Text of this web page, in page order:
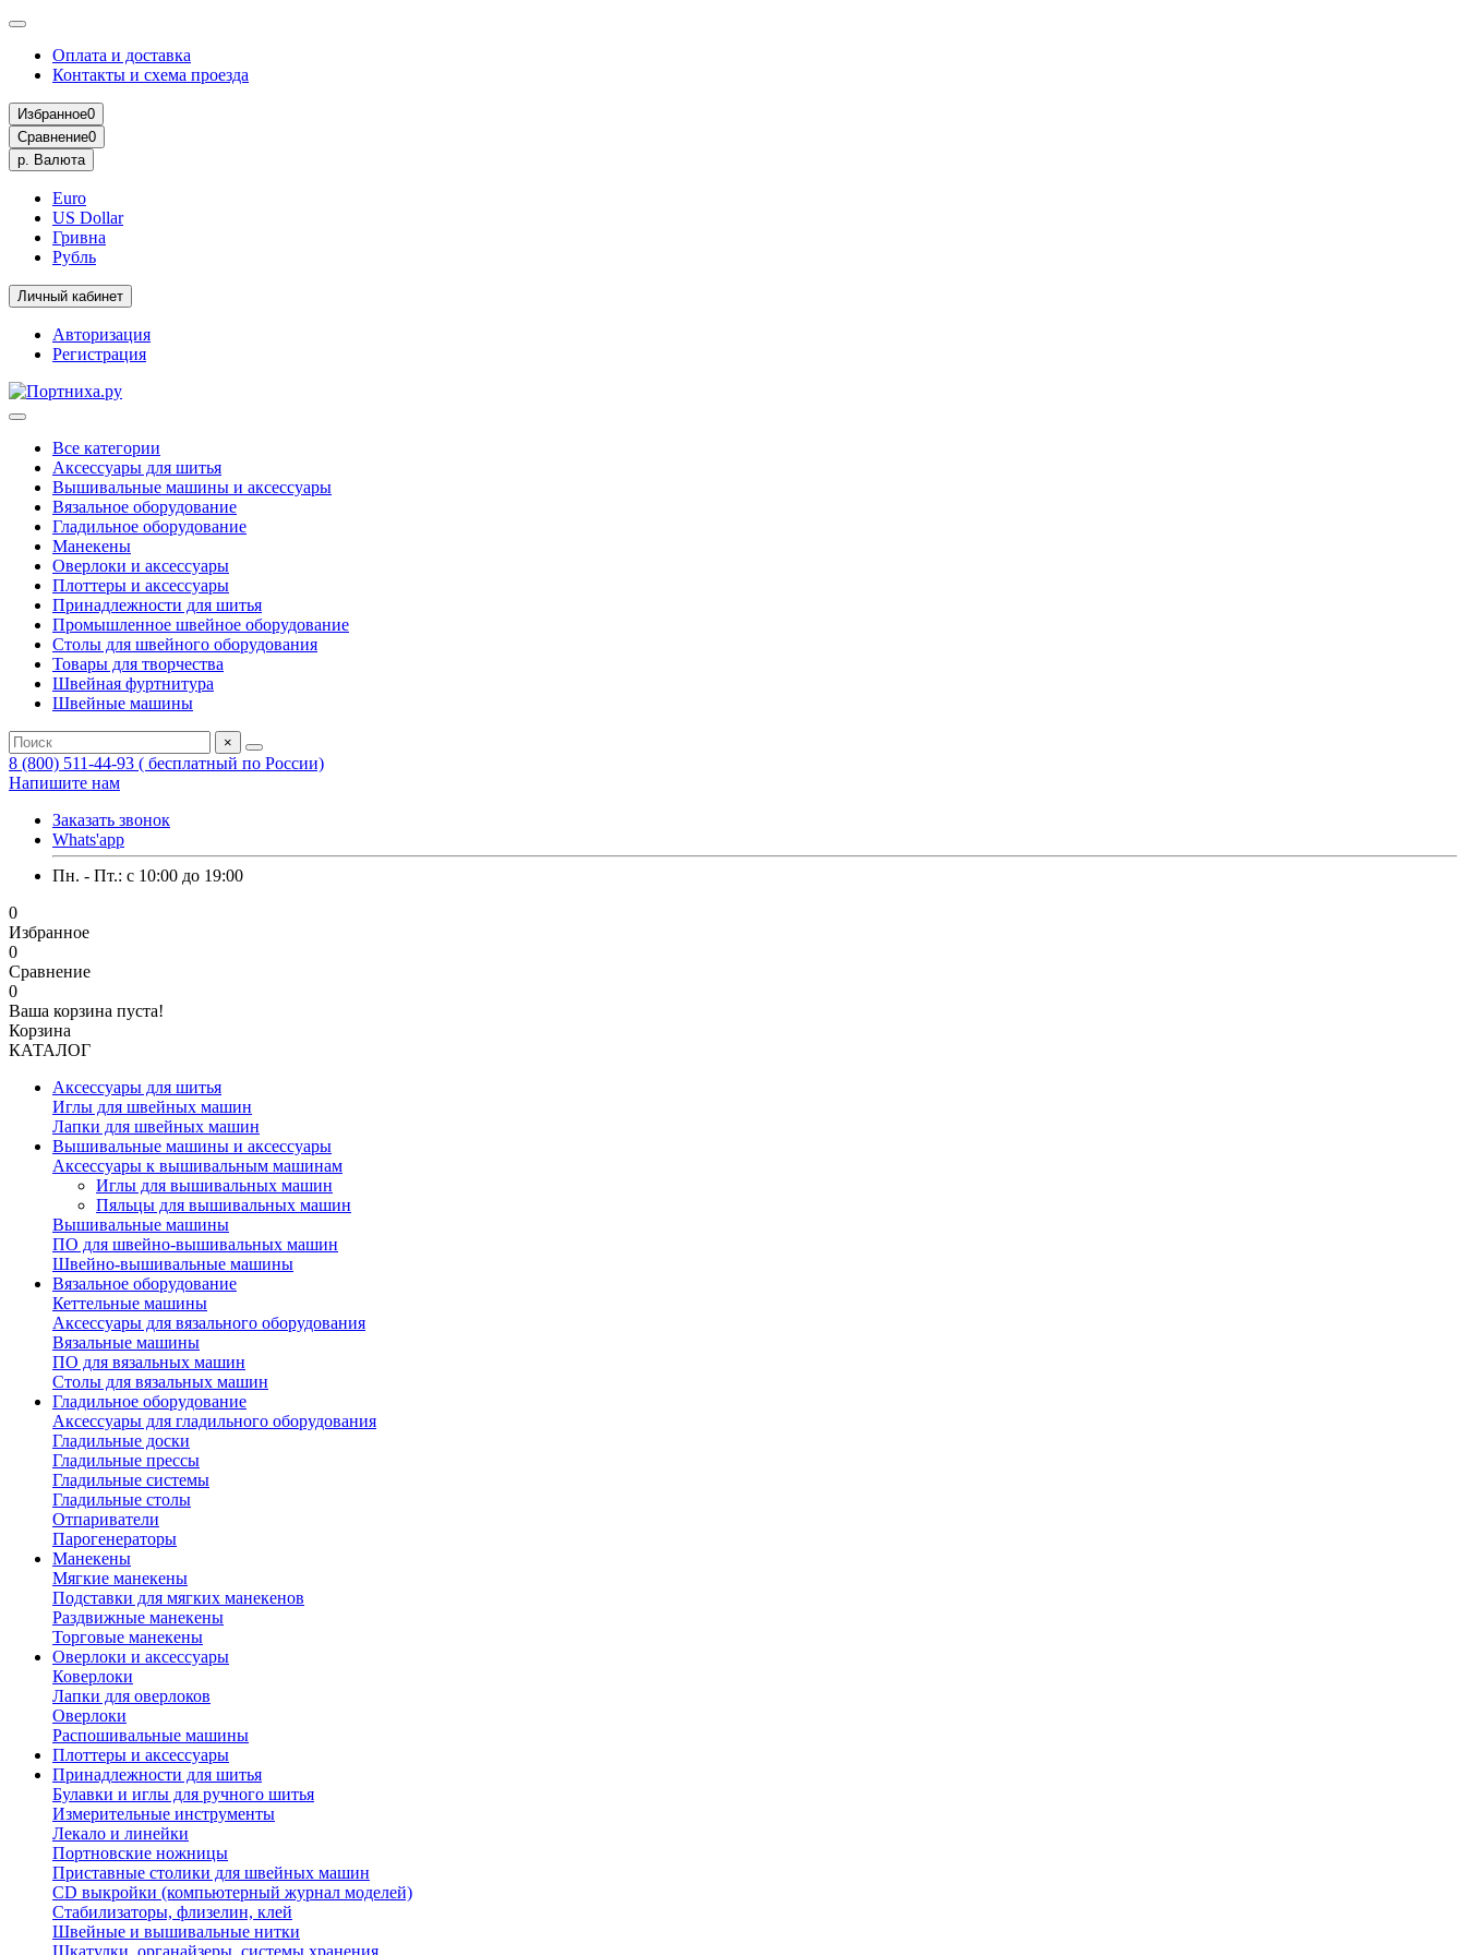
Оплата и доставка
Контакты и схема проезда
Избранное0
Сравнение0
р. Валюта
Euro
US Dollar
Гривна
Рубль
Личный кабинет
Авторизация
Регистрация
Все категории
Аксессуары для шитья
Вышивальные машины и аксессуары
Вязальное оборудование
Гладильное оборудование
Манекены
Оверлоки и аксессуары
Плоттеры и аксессуары
Принадлежности для шитья
Промышленное швейное оборудование
Столы для швейного оборудования
Товары для творчества
Швейная фуртнитура
Швейные машины
×
8 (800) 511-44-93 ( бесплатный по России)
Напишите нам
Заказать звонок
Whats'app
Пн. - Пт.: c 10:00 до 19:00
0
Избранное
0
Сравнение
0
Ваша корзина пуста!
Корзина
КАТАЛОГ
Аксессуары для шитья
Иглы для швейных машин
Лапки для швейных машин
Вышивальные машины и аксессуары
Аксессуары к вышивальным машинам
Иглы для вышивальных машин
Пяльцы для вышивальных машин
Вышивальные машины
ПО для швейно-вышивальных машин
Швейно-вышивальные машины
Вязальное оборудование
Кеттельные машины
Аксессуары для вязального оборудования
Вязальные машины
ПО для вязальных машин
Столы для вязальных машин
Гладильное оборудование
Аксессуары для гладильного оборудования
Гладильные доски
Гладильные прессы
Гладильные системы
Гладильные столы
Отпариватели
Парогенераторы
Манекены
Мягкие манекены
Подставки для мягких манекенов
Раздвижные манекены
Торговые манекены
Оверлоки и аксессуары
Коверлоки
Лапки для оверлоков
Оверлоки
Распошивальные машины
Плоттеры и аксессуары
Принадлежности для шитья
Булавки и иглы для ручного шитья
Измерительные инструменты
Лекало и линейки
Портновские ножницы
Приставные столики для швейных машин
СD выкройки (компьютерный журнал моделей)
Стабилизаторы, флизелин, клей
Швейные и вышивальные нитки
Шкатулки, органайзеры, системы хранения